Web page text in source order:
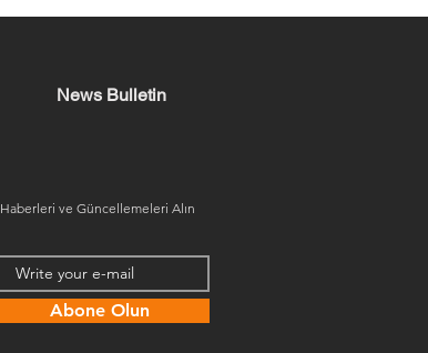
News Bulletin
Haberleri ve Güncellemeleri Alın
Abone Olun